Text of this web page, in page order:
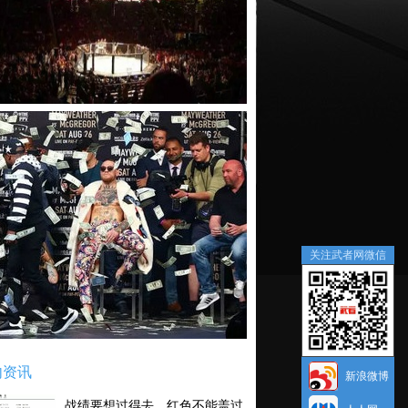
讯
关注武者网微信
新浪微博